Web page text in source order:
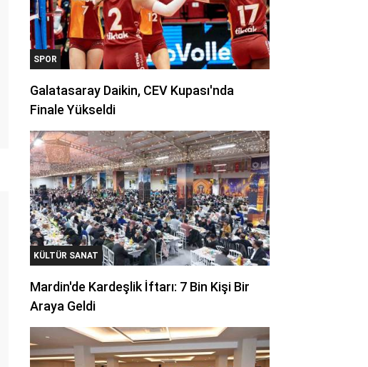
SPOR
Galatasaray Daikin, CEV Kupası'nda
Finale Yükseldi
KÜLTÜR SANAT
Mardin'de Kardeşlik İftarı: 7 Bin Kişi Bir
Araya Geldi